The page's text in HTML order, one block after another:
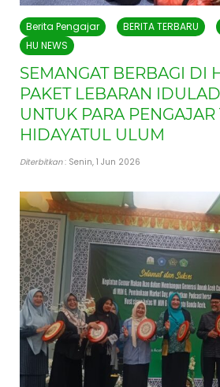
Berita Pengajar BERITA TERBARU
HU NEWS
SEMANGAT BERBAGI DI
PAKET LEBARAN
UNTUK PARA PENGAJAR
HIDAYATUL ULUM
Diterbitkan: Senin, 1 Jun 2026